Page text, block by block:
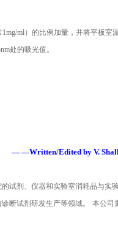
1mg/ml）的比例加量，并将平板室
处的吸光值。
— —Written/Edited by V.
试剂、仪器和实验室消耗品与实
断试剂研发生产等领域。
本公司